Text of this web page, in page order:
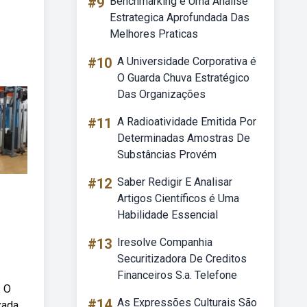
O
Estrategica Aprofundada Das
Melhores Praticas
#10 A Universidade Corporativa é
O Guarda Chuva Estratégico
Das Organizações
#11 A Radioatividade Emitida Por
Determinadas Amostras De
Substâncias Provém
#12 Saber Redigir E Analisar
Artigos Científicos é Uma
Habilidade Essencial
#13 Iresolve Companhia
Securitizadora De Creditos
Financeiros S.a. Telefone
As Expressões Culturais São